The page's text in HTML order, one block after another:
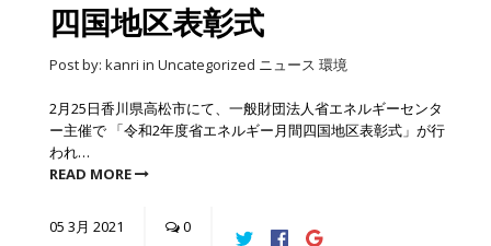
四国地区表彰式
Post by: kanri in Uncategorized ニュース 環境
2月25日香川県高松市にて、一般財団法人省エネルギーセンタ
ー主催で 「令和2年度省エネルギー月間四国地区表彰式」が行
われ…
READ MORE
05 3月 2021 0